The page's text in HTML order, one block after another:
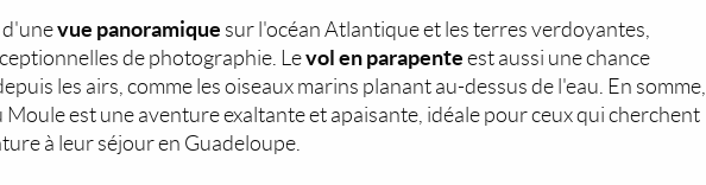
vue panoramique sur l'océan Atlantique et les terres verdoyantes,
de photographie. Levol en parapente est aussi une chance
les airs, comme les oiseaux marins planant au-dessus de l'eau. En somme,
Moule est une aventure exaltante et apaisante, idéale pour ceux qui cherchent
à leur séjour en Guadeloupe.